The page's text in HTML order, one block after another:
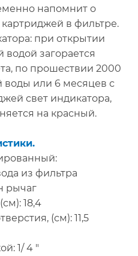
напомнит о
в фильтре.
при открытии
водой загорается
по прошествии 2000
воды или 6 месяцев с
свет индикатора,
на красный.
из фильтра
рычаг
18,4
(см): 11,5
1/ 4 "